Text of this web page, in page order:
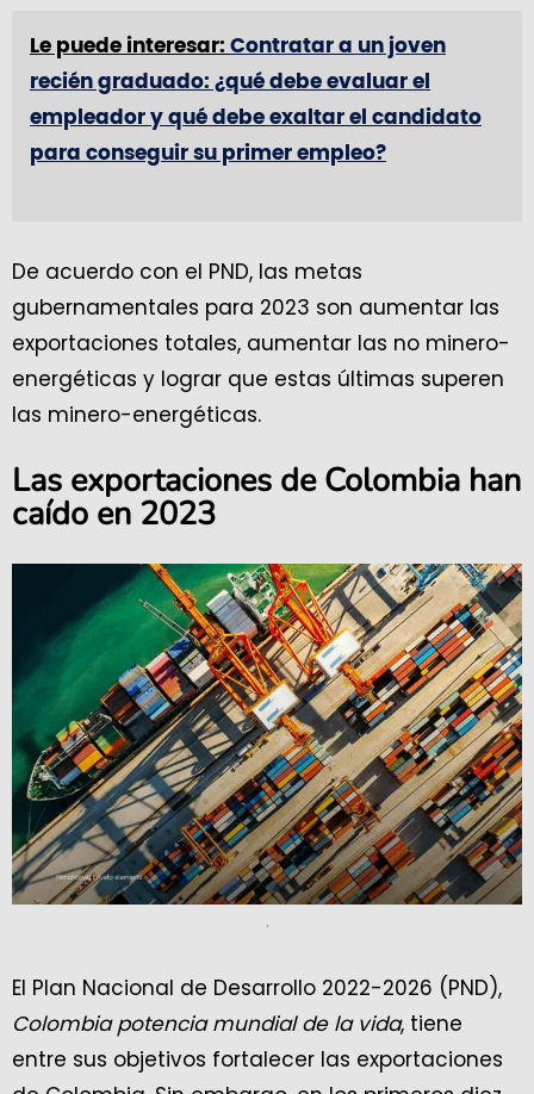
Le puede interesar: Contratar a un joven
recién graduado: ¿qué debe evaluar el
empleador y qué debe exaltar el candidato
para conseguir su primer empleo?
De acuerdo con el PND, las metas
gubernamentales para 2023 son aumentar las
exportaciones totales, aumentar las no minero-
energéticas y lograr que estas últimas superen
las minero-energéticas.
Las exportaciones de Colombia han
caído en 2023
.
El Plan Nacional de Desarrollo 2022-2026 (PND),
Colombia potencia mundial de la vida, tiene
entre sus objetivos fortalecer las exportaciones